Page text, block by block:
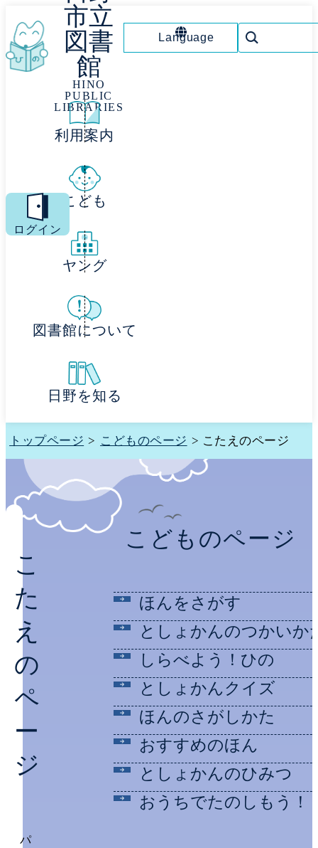
市立
図書
館
HINO
PUBLIC
LIBRARIES
Language
MENU
ログイン
利用案内
こども
ヤング
図書館について
日野を知る
トップページ > こどものページ > こたえのページ
こ
た
え
の
ペ
ー
ジ
パ
こどものページ
ほんをさがす
としょかんのつかいか
しらべよう！ひの
としょかんクイズ
ほんのさがしかた
おすすめのほん
としょかんのひみつ
おうちでたのしもう！